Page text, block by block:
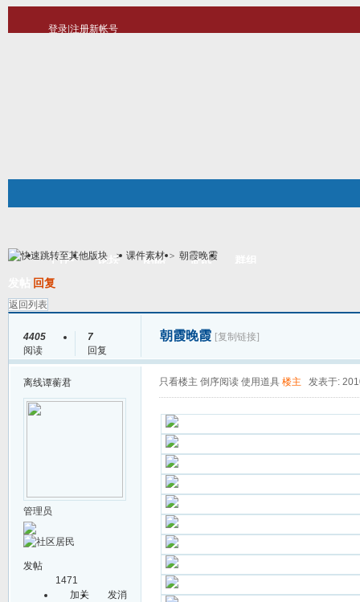
登录 注册新帐号
门户 论坛 图酷 资讯
> 课件素材 > 朝霞晚霞
回复
返回列表
4405
阅读
7
回复
朝霞晚霞 [复制链接]
离线谭蘅君
管理员
发帖
1471
加关
发消
只看楼主 倒序阅读 使用道具 楼主 发表于: